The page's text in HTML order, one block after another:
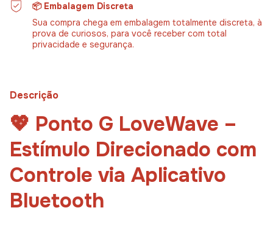
📦 Embalagem Discreta
Sua compra chega em embalagem totalmente discreta, à
prova de curiosos, para você receber com total
privacidade e segurança.
Descrição
💖 Ponto G LoveWave –
Estímulo Direcionado com
Controle via Aplicativo
Bluetooth